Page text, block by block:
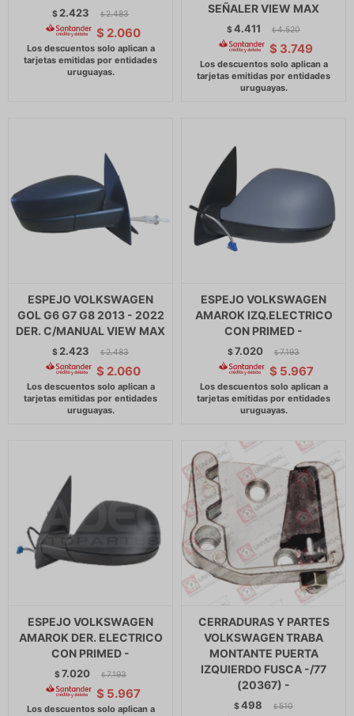
$ 2.423 $ 2.483
$ 2.060
SEÑALER VIEW MAX
$4.411 $ 4.520
$ 3.749
ESPEJO VOLKSWAGEN
GOL G6 G7 G8 2013 - 2022
DER. C/MANUAL VIEW MAX
$ 2.423 $ 2.483
$ 2.060
ESPEJO VOLKSWAGEN
AMAROK IZQ.ELECTRICO
CON PRIMED -
$7.020 $ 7.193
$ 5.967
ESPEJO VOLKSWAGEN
AMAROK DER. ELECTRICO
CON PRIMED -
$7.020 $ 7.193
$ 5.967
CERRADURAS Y PARTES
VOLKSWAGEN TRABA
MONTANTE PUERTA
IZQUIERDO FUSCA -/77
(20367) -
$498 $ 510